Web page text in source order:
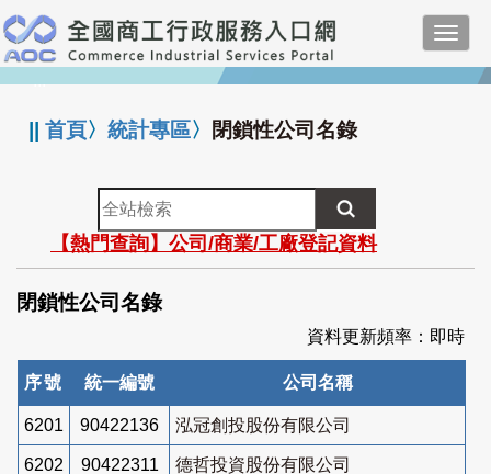
跳
到
主
要
:::
||首頁〉統計專區〉 閉鎖性公司名錄
全
站
檢
索
【熱門查詢】公司/商業/工廠登記資料
閉鎖性公司名錄
資料更新頻率：即時
序號 統一編號 公司名稱
6201 90422136 泓冠創投股份有限公司
6202 90422311 德哲投資股份有限公司